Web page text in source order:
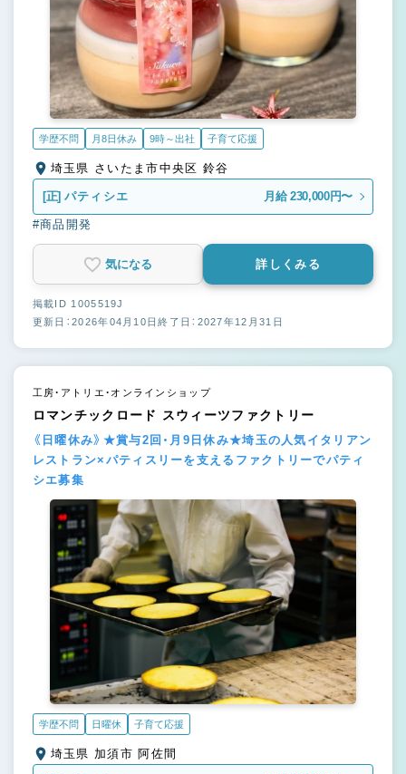
学歴不問 月8日休み 9時～出社 子育て応援
埼玉県 さいたま市中央区 鈴谷
[正] パティシエ 月給 230,000円〜
#商品開発
気になる 詳しくみる
掲載ID 1005519J
更新日：2026年04月10日終了日：2027年12月31日
工房・アトリエ・オンラインショップ
ロマンチックロード スウィーツファクトリー
《日曜休み》★賞与2回・月9日休み★埼玉の人気イタリアン
レストラン×パティスリーを支えるファクトリーでパティ
シエ募集
学歴不問 日曜休 子育て応援
埼玉県 加須市 阿佐間